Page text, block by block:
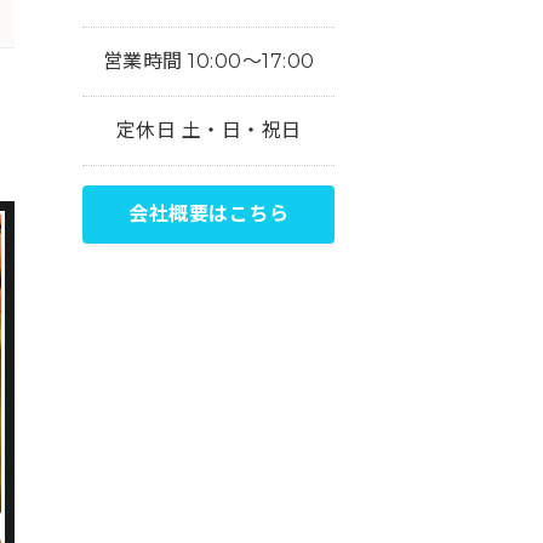
営業時間 10:00～17:00
定休日 土・日・祝日
会社概要はこちら